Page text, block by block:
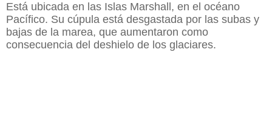
Está ubicada en las Islas Marshall, en el océano
Pacífico. Su cúpula está desgastada por las subas y
bajas de la marea, que aumentaron como
consecuencia del deshielo de los glaciares.